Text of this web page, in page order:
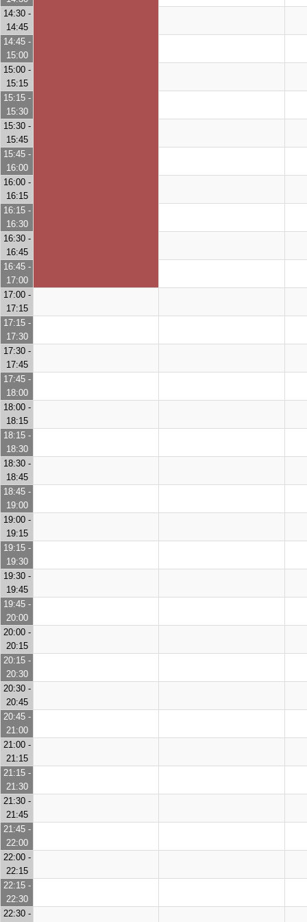
14:30 -
14:45
14:45 -
15:00
15:00 -
15:15
15:15 -
15:30
15:30 -
15:45
15:45 -
16:00
16:00 -
16:15
16:15 -
16:30
16:30 -
16:45
16:45 -
17:00
17:00 -
17:15
17:15 -
17:30
17:30 -
17:45
17:45 -
18:00
18:00 -
18:15
18:15 -
18:30
18:30 -
18:45
18:45 -
19:00
19:00 -
19:15
19:15 -
19:30
19:30 -
19:45
19:45 -
20:00
20:00 -
20:15
20:15 -
20:30
20:30 -
20:45
20:45 -
21:00
21:00 -
21:15
21:15 -
21:30
21:30 -
21:45
21:45 -
22:00
22:00 -
22:15
22:15 -
22:30
22:30 -